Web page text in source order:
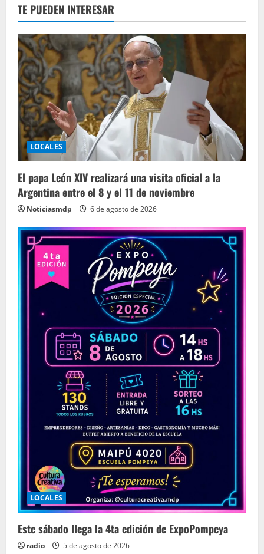
TE PUEDEN INTERESAR
LOCALES
El papa León XIV realizará una visita oficial a la
Argentina entre el 8 y el 11 de noviembre
Noticiasmdp 6 de agosto de 2026
LOCALES
Este sábado llega la 4ta edición de ExpoPompeya
radio 5 de agosto de 2026